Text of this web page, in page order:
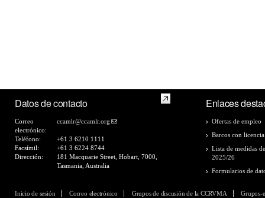
Datos de contacto
Correo
electrónico:
ccamlr@ccamlr.org
Teléfono:
+61 3 6210 1111
Facsímil:
+61 3 6224 8744
Dirección:
181 Macquarie Street, Hobart, 7000,
Tasmania, Australia
Enlaces
Ofertas de empleo
Barcos con
Lista de medidas
2025/26
Formularios de
Inicio de sesión Correo electrónico Grupos de discusión de la CCRVMA
Grupos-